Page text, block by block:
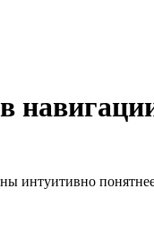
интуитивно